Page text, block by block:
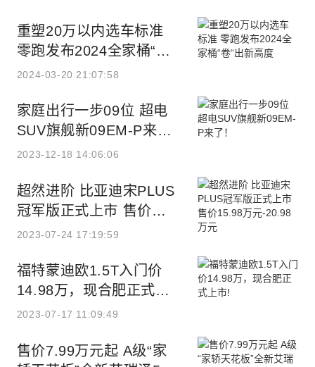
重塑20万以内选车标准
零跑发布2024全家桶“卷
“出新高度
2024-03-20 21:07:58
家庭出行一步09位 超电
SUV旗舰新09EM-P来
了！
2023-12-18 14:06:06
超然进阶 比亚迪宋PLUS
冠军版正式上市 售价
15.98万元-20.98万元
2023-07-24 17:19:59
福特蒙迪欧1.5T入门价
14.98万，现合肥正式上
市!
2023-07-17 11:09:49
售价7.99万元起 A级“家